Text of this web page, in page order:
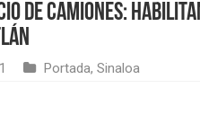
de camiones:
Portada, Sinaloa